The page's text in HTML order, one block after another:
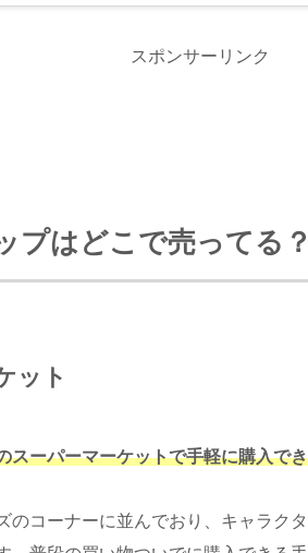
スポンサーリンク
プはどこで売ってる
ット
スーパーマーケットで手軽に購入で
のコーナーに並んでおり、キャラク